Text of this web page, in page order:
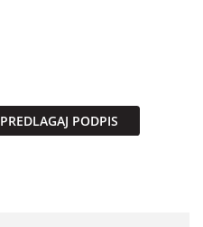
PREDLAGAJ PODPIS